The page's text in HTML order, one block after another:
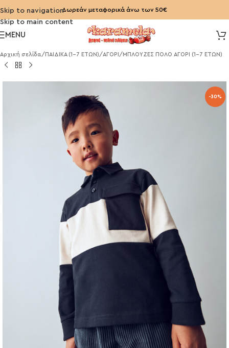
Skip to navigation
Skip to main content
Δωρεάν μεταφορικά άνω των 50€
MENU
Αρχική σελίδα/ ΠΑΙΔΙΚΑ (1-7 ΕΤΩΝ)/ΑΓΟΡΙ /ΜΠΛΟΥΖΕΣ ΠΟΛΟ ΑΓΟΡΙ (1-7 ΕΤΩΝ)
-30%